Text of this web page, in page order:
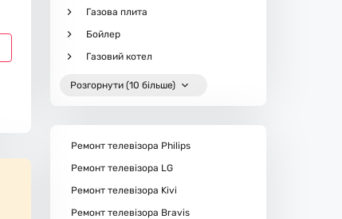
Газова плита
Бойлер
Газовий котел
Розгорнути (10 більше)
Ремонт телевізора Philips
Ремонт телевізора LG
Ремонт телевізора Kivi
Ремонт телевізора Bravis